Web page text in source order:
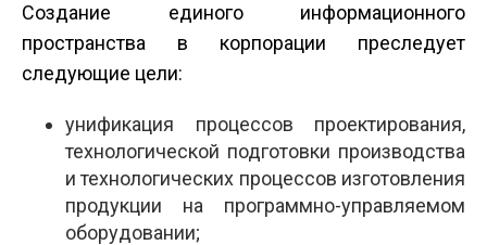
Создание единого информационного
пространства в корпорации преследует
следующие цели:
унификация процессов проектирования,
технологической подготовки производства
и технологических процессов изготовления
продукции на программно-управляемом
оборудовании;